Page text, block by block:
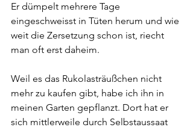
Er dümpelt mehrere Tage
eingeschweisst in Tüten herum und wie
weit die Zersetzung schon ist, riecht
man oft erst daheim.
Weil es das Rukolasträußchen nicht
mehr zu kaufen gibt, habe ich ihn in
meinen Garten gepflanzt. Dort hat er
sich mittlerweile durch Selbstaussaat